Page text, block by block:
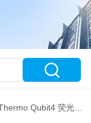
计（Qubit 4 Fluorometer）用户指南